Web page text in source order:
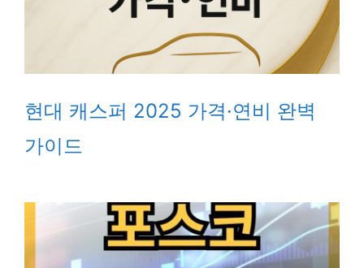
현대 캐스퍼 2025 가격·연비 완벽
가이드